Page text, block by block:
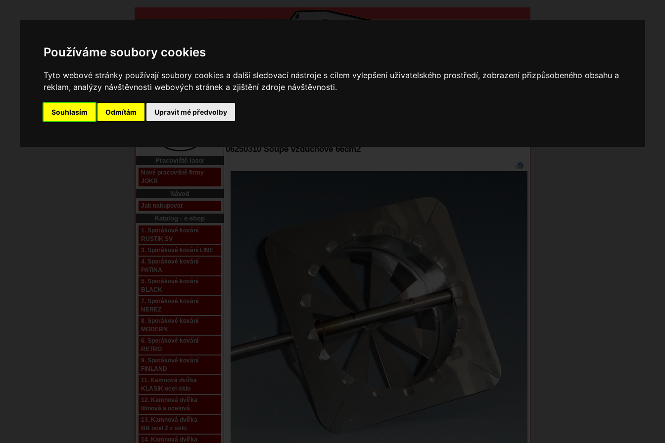
Používáme soubory cookies
Tyto webové stránky používají soubory cookies a další sledovací nástroje s cílem vylepšení uživatelského prostředí, zobrazení přizpůsobeného obsahu a
reklam, analýzy návštěvnosti webových stránek a zjištění zdroje návštěvnosti.
Souhlasím Odmítám Upravit mé předvolby
Domů Kontakty
Pracoviště laser
Nové pracoviště firmy
JOKR
Návod
Jak nakupovat
Katalog - e-shop
1. Sporákové kování
RUSTIK SV
3. Sporákové kování LINE
4. Sporákové kování
PATINA
5. Sporákové kování
BLACK
7. Sporákové kování
NEREZ
8. Sporákové kování
MODERN
6. Sporákové kování
RETRO
9. Sporákové kování
FINLAND
11. Kamnová dvířka
KLASIK ocel-sklo
12. Kamnová dvířka
litinová a ocelová
13. Kamnová dvířka
BR ocel 2 x sklo
14. Kamnová dvířka
06250310 Šoupě vzduchové 66cm2